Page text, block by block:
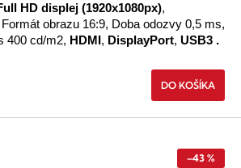
DO KOŠÍKA
HD displej (1920x1080px),
Formát obrazu 16:9, Doba odozvy 0,5 ms,
400 cd/m2, HDMI , DisplayPort, USB3 .
–43 %